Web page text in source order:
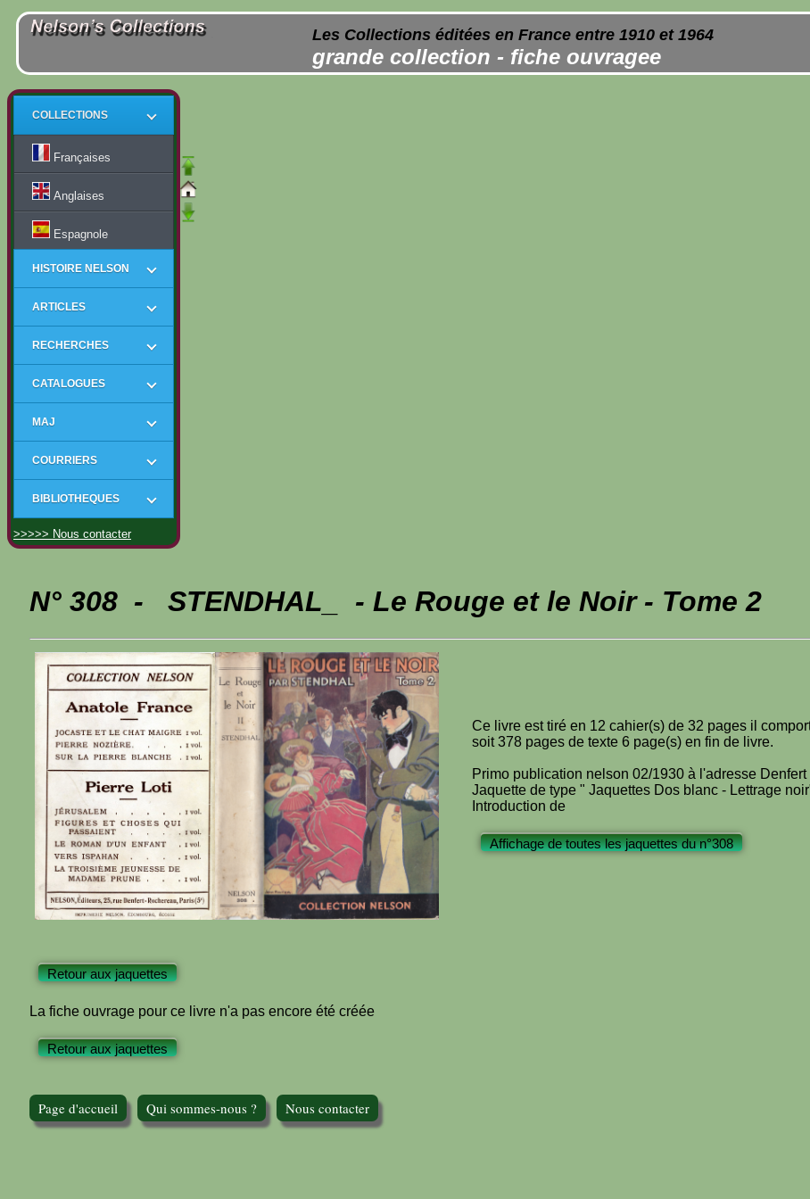
Les Collections éditées en France entre 1910 et 1964
grande collection - fiche ouvragee
COLLECTIONS
Françaises
Anglaises
Espagnole
HISTOIRE NELSON
ARTICLES
RECHERCHES
CATALOGUES
MAJ
COURRIERS
BIBLIOTHEQUES
>>>>> Nous contacter
N° 308 - STENDHAL_ - Le Rouge et le Noir - Tome 2
Ce livre est tiré en 12 cahier(s) de 32 pages il
soit 378 pages de texte 6 page(s) en fin de livre.
Primo publication nelson 02/1930 à l'adresse
Jaquette de type " Jaquettes Dos blanc - Lettrage
Introduction de
Affichage de toutes les jaquettes du n°308
Retour aux jaquettes
La fiche ouvrage pour ce livre n'a pas encore été créée
Retour aux jaquettes
Page d'accueil Qui sommes-nous ? Nous contacter